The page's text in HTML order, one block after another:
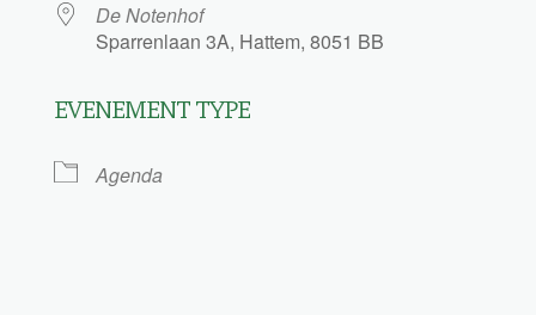
De Notenhof
Sparrenlaan 3A, Hattem, 8051 BB
EVENEMENT TYPE
Agenda